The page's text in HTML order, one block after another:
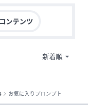
お気に入りプロンプト
ンテンツ